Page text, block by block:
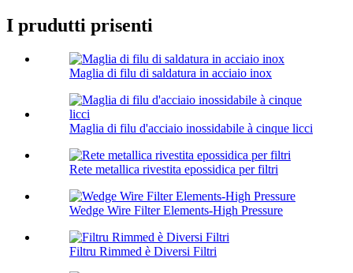
I prudutti prisenti
Maglia di filu di saldatura in acciaio inox
Maglia di filu d'acciaio inossidabile à cinque licci
Rete metallica rivestita epossidica per filtri
Wedge Wire Filter Elements-High Pressure
Filtru Rimmed è Diversi Filtri